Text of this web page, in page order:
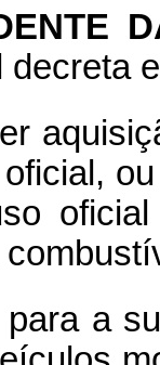
DA
a